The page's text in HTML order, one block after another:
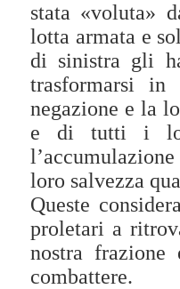
stata «voluta»
lotta armata e
di sinistra gli
trasformarsi
negazione e la
e di tutti i
loro salvezza
Queste
proletari a
nostra
combattere.